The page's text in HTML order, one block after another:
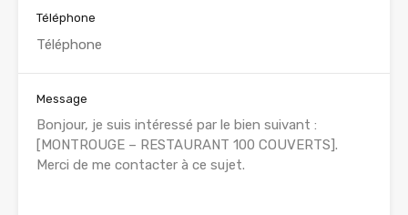
Téléphone
Message